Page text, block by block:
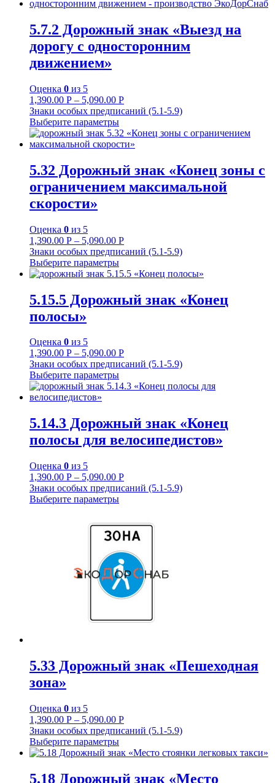
5.7.2 Дорожный знак «Выезд на
дорогу с односторонним
движением»
Оценка 0 из 5
1,390.00 Р – 5,090.00 Р
Знаки особых предписаний (5.1-5.9)
Выберите параметры
5.32 Дорожный знак «Конец зоны с
ограничением максимальной
скорости»
Оценка 0 из 5
1,390.00 Р – 5,090.00 Р
Знаки особых предписаний (5.1-5.9)
Выберите параметры
5.15.5 Дорожный знак «Конец
полосы»
Оценка 0 из 5
1,390.00 Р – 5,090.00 Р
Знаки особых предписаний (5.1-5.9)
Выберите параметры
5.14.3 Дорожный знак «Конец
полосы для велосипедистов»
Оценка 0 из 5
1,390.00 Р – 5,090.00 Р
Знаки особых предписаний (5.1-5.9)
Выберите параметры
5.33 Дорожный знак «Пешеходная
зона»
Оценка 0 из 5
1,390.00 Р – 5,090.00 Р
Знаки особых предписаний (5.1-5.9)
Выберите параметры
5.18 Дорожный знак «Место